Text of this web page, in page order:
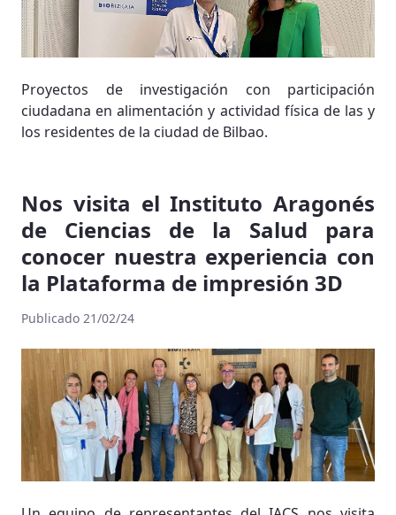
Proyectos de investigación con participación
ciudadana en alimentación y actividad física de las y
los residentes de la ciudad de Bilbao.
Nos visita el Instituto Aragonés
de Ciencias de la Salud para
conocer nuestra experiencia con
la Plataforma de impresión 3D
Publicado 21/02/24